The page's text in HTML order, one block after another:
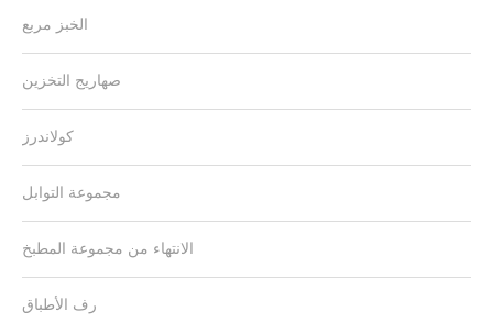
الخبز مربع
صهاريج التخزين
كولاندرز
مجموعة التوابل
الانتهاء من مجموعة المطبخ
رف الأطباق